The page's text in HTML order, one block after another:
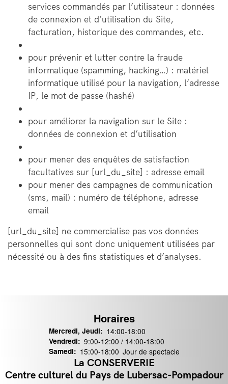
services commandés par l’utilisateur : données
de connexion et d’utilisation du Site,
facturation, historique des commandes, etc.
pour prévenir et lutter contre la fraude
informatique (spamming, hacking…) : matériel
informatique utilisé pour la navigation, l’adresse
IP, le mot de passe (hashé)
pour améliorer la navigation sur le Site :
données de connexion et d’utilisation
pour mener des enquêtes de satisfaction
facultatives sur [url_du_site] : adresse email
pour mener des campagnes de communication
(sms, mail) : numéro de téléphone, adresse
email
[url_du_site] ne commercialise pas vos données
personnelles qui sont donc uniquement utilisées par
nécessité ou à des fins statistiques et d’analyses.
Horaires
Mercredi, Jeudi: 14:00-18:00
Vendredi: 9:00-12:00 / 14:00-18:00
Samedi: 15:00-18:00 Jour de spectacle
La CONSERVERIE
Centre culturel du Pays de Lubersac-Pompadour